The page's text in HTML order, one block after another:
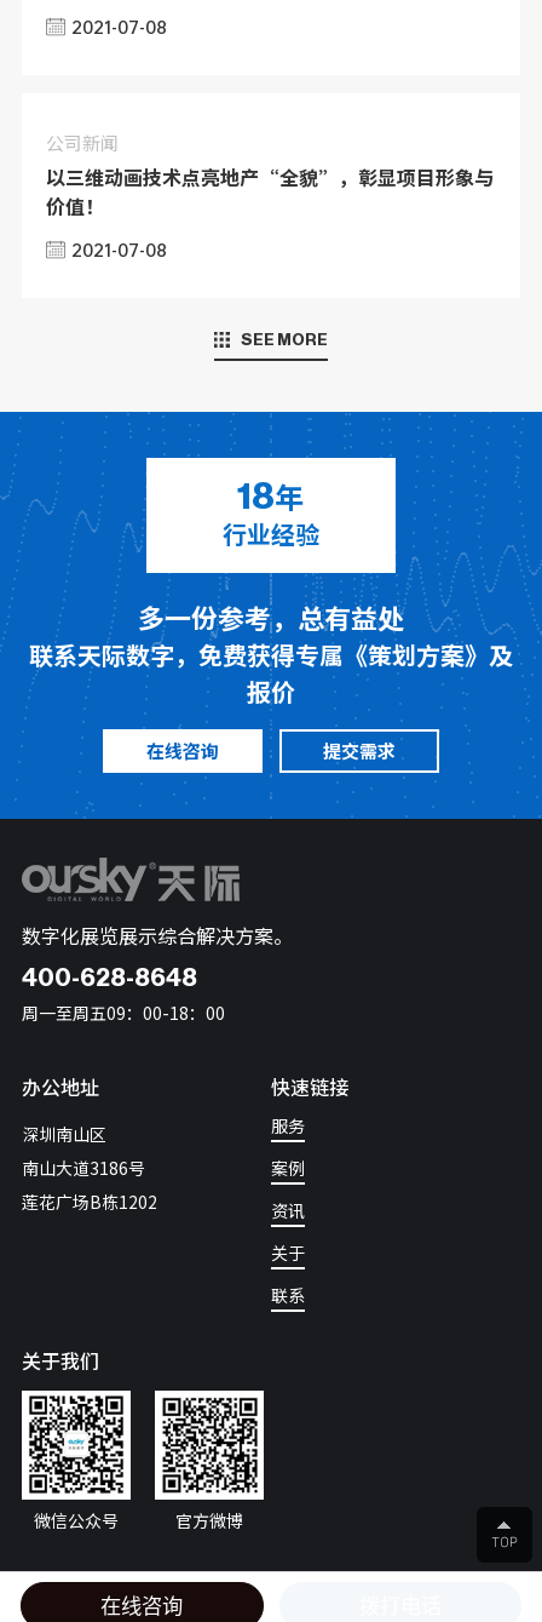
2021-07-08
公司新闻
以三维动画技术点亮地产“全貌”，彰显项目形象与
价值！
2021-07-08
SEE MORE
18年
行业经验
多一份参考，总有益处
联系天际数字，免费获得专属《策划方案》及
报价
在线咨询 提交需求
数字化展览展示综合解决方案。
400-628-8648
周一至周五09：00-18：00
办公地址
深圳南山区
南山大道3186号
莲花广场B栋1202
快速链接
服务
案例
资讯
关于
联系
关于我们
微信公众号 官方微博
网站建设：卓越迈创 法律声明 隐私政策
网站地图
在线咨询